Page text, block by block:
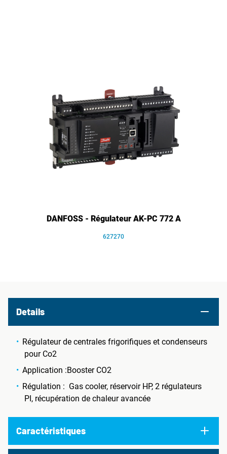
DANFOSS - Régulateur AK-PC 772 A
627270
Details
Régulateur de centrales frigorifiques et condenseurs
pour Co2
Application :Booster CO2
Régulation : Gas cooler, réservoir HP, 2 régulateurs
PI, récupération de chaleur avancée
Caractéristiques